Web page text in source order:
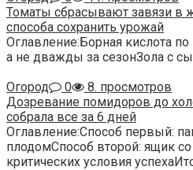
Томаты сбрасывают завязи в
способа сохранить урожай
Оглавление:Борная кислота
а не дважды за сезонЗола с
Огород
0
8. просмотров
Дозревание помидоров до
собрала все за 6 дней
Оглавление:Способ первый:
плодомСпособ второй: ящик
критических условия